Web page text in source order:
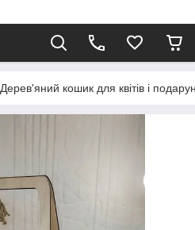
Дерев'яний кошик для квітів і